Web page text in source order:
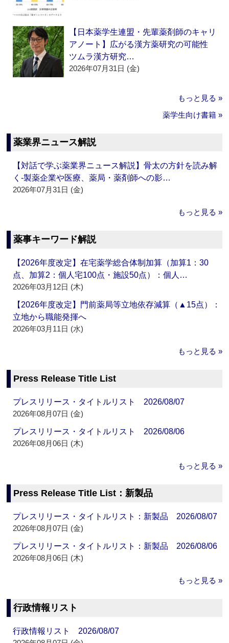
【日本薬学生連盟・先輩薬剤師のキャリ
アノート】広がる漢方薬研究の可能性
ツムラ漢方研究…
2026年07月31日 (金)
もっと見る »
薬学生向け書籍 »
薬業界ニュース解説
【対話で学ぶ薬業界ニュース解説】骨太の方針を読み解
く‐製薬企業や医療、薬局・薬剤師への影…
2026年07月31日 (金)
もっと見る »
薬事キーワード解説
【2026年度改定】在宅薬学総合体制加算（加算1：30
点、加算2：個人宅100点・施設50点）：個人…
2026年03月12日 (木)
【2026年度改定】門前薬局等立地依存減算（▲15点）：
立地から職能発揮へ
2026年03月11日 (水)
もっと見る »
Press Release Title List
プレスリリース・タイトルリスト 2026/08/07
2026年08月07日 (金)
プレスリリース・タイトルリスト 2026/08/06
2026年08月06日 (木)
もっと見る »
Press Release Title List：新製品
プレスリリース・タイトルリスト：新製品 2026/08/07
2026年08月07日 (金)
プレスリリース・タイトルリスト：新製品 2026/08/06
2026年08月06日 (木)
もっと見る »
行政情報リスト
行政情報リスト 2026/08/07